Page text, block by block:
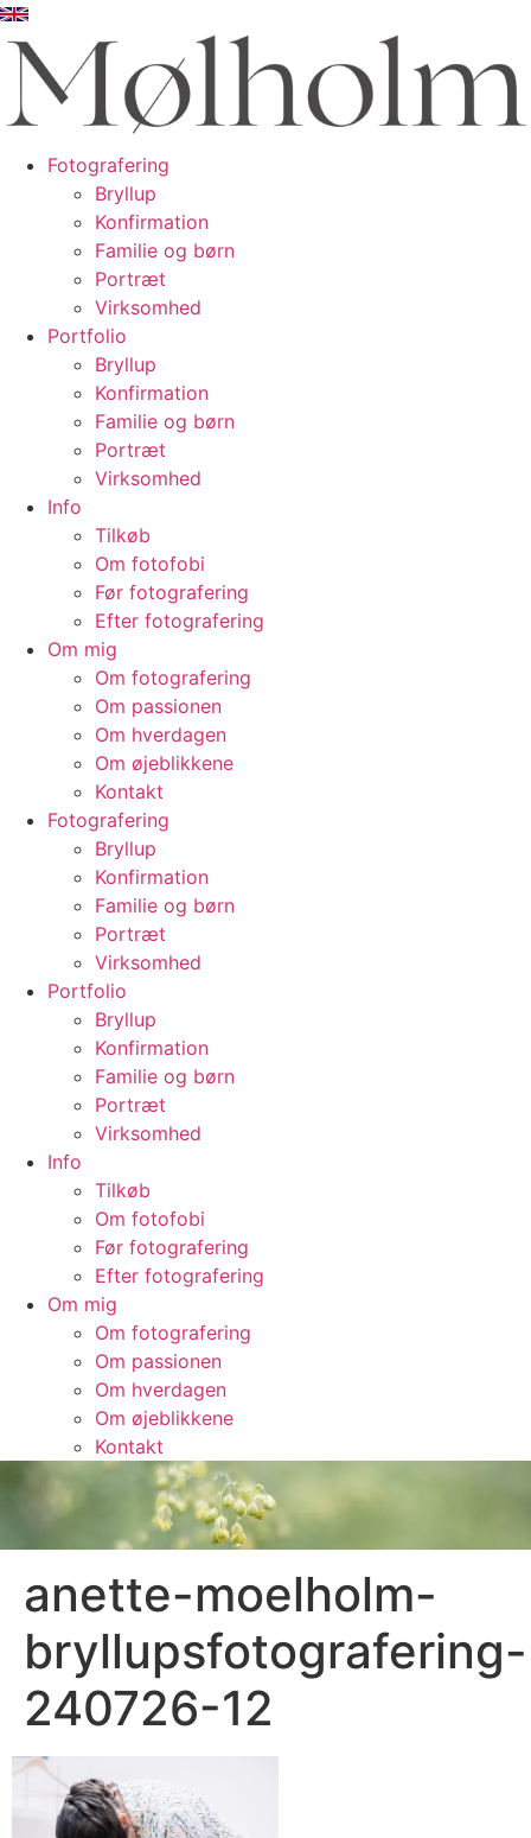
Videre
til
indhold
Fotografering
Bryllup
Konfirmation
Familie og børn
Portræt
Virksomhed
Portfolio
Bryllup
Konfirmation
Familie og børn
Portræt
Virksomhed
Info
Tilkøb
Om fotofobi
Før fotografering
Efter fotografering
Om mig
Om fotografering
Om passionen
Om hverdagen
Om øjeblikkene
Kontakt
Fotografering
Bryllup
Konfirmation
Familie og børn
Portræt
Virksomhed
Portfolio
Bryllup
Konfirmation
Familie og børn
Portræt
Virksomhed
Info
Tilkøb
Om fotofobi
Før fotografering
Efter fotografering
Om mig
Om fotografering
Om passionen
Om hverdagen
Om øjeblikkene
Kontakt
anette-moelholm-
bryllupsfotografering-
240726-12